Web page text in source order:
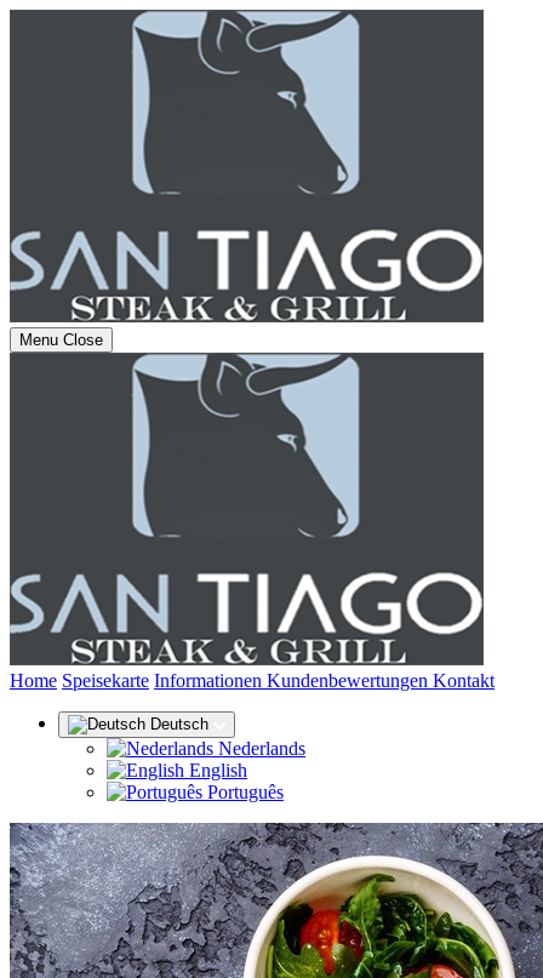
Menu Close
Home Speisekarte Informationen (aktuell)
Kundenbewertungen Kontakt
Deutsch
Nederlands
English
Português